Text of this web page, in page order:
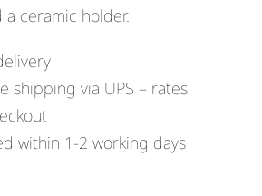
a ceramic holder.
shipping via UPS – rates
within 1-2 working days